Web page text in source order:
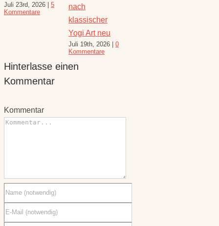
Juli 16th, 2026 |
Kommentar
August 6th, 2026
10 Kommentare
Hinterlasse einen
Kommentar